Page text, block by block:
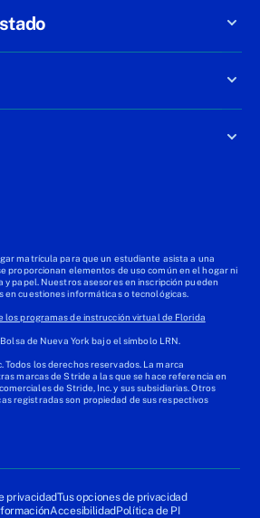
matrícula para que un estudiante asista a una
proporcionan elementos de uso común en el hogar ni
y papel. Nuestros asesores en inscripción pueden
en cuestiones informáticas o tecnológicas.
los programas de instrucción virtual de Florida
de Nueva York bajo el símbolo LRN.
Todos los derechos reservados. La marca
marcas de Stride a las que se hace referencia en
de Stride, Inc. y sus subsidiarias. Otros
registradas son propiedad de sus respectivos
privacidadTus opciones de privacidad
AccesibilidadPolítica de PI